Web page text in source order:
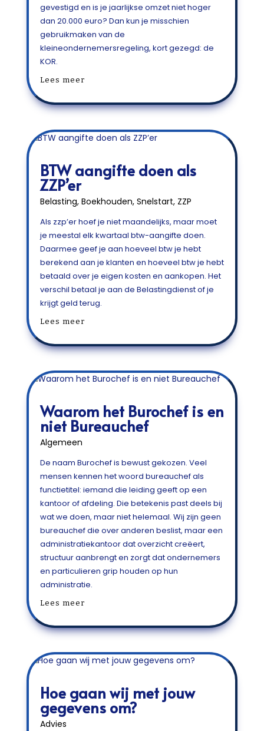
gevestigd en is je jaarlijkse omzet niet hoger
dan 20.000 euro? Dan kun je misschien
gebruikmaken van de
kleineondernemersregeling, kort gezegd: de
KOR.
Lees meer
BTW aangifte doen als
ZZP’er
Belasting, Boekhouden, Snelstart, ZZP
Als zzp’er hoef je niet maandelijks, maar moet
je meestal elk kwartaal btw-aangifte doen.
Daarmee geef je aan hoeveel btw je hebt
berekend aan je klanten en hoeveel btw je hebt
betaald over je eigen kosten en aankopen. Het
verschil betaal je aan de Belastingdienst of je
krijgt geld terug.
Lees meer
Waarom het Burochef is en
niet Bureauchef
Algemeen
De naam Burochef is bewust gekozen. Veel
mensen kennen het woord bureauchef als
functietitel: iemand die leiding geeft op een
kantoor of afdeling. Die betekenis past deels bij
wat we doen, maar niet helemaal. Wij zijn geen
bureauchef die over anderen beslist, maar een
administratiekantoor dat overzicht creëert,
structuur aanbrengt en zorgt dat ondernemers
en particulieren grip houden op hun
administratie.
Lees meer
Hoe gaan wij met jouw
gegevens om?
Advies